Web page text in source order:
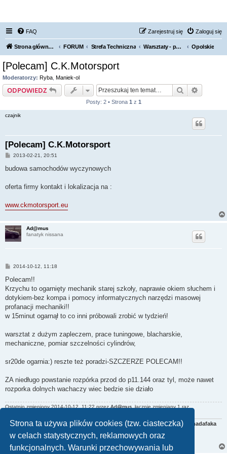
Strona ta używa plików cookies (tzw. ciasteczka)
w celach statystycznych, reklamowych oraz
funkcjonalnych. Warunki przechowywania lub
FAQ Zaloguj się
Zarejestruj się
Strona główna KLUBU FORUM Strefa Techniczna Warsztaty - polecamy, odradzamy Opolskie
[Polecam] C.K.Motorsport
Moderatorzy: Ryba Maniek-ol
ODPOWIEDZ Szukaj
Posty: 2 • Strona 1 z 1
czajnik
[Polecam] C.K.Motorsport
P
s
2013-02-21, 20:51
budowa samochodów wyczynowych
oferta firmy kontakt i lokalizacja na :
www.ckmotorsport.eu
Ad@mus
fanatyk nissana
P
s
2014-10-12, 11:18
Polecam!!
Krzychu to ogarnięty mechanik starej szkoły, naprawie okiem słuchem i
dotykiem-bez kompa i pomocy informatycznych narzędzi masowej
profanacji mechaniki!!
w 15minut ogarnął to co inni próbowali zrobić w tydzień!
warsztat z dużym zapleczem, prace tuningowe, blacharskie,
mechaniczne, pomiar szczelności cylindrów,
sr20de ogarnia:) reszte też poradzi-SZCZERZE POLECAM!!
ZA niedługo powstanie rozpórka przod do p11.144 oraz tyl, może nawet
rozporka dolnych wachaczy wiec bedzie sie działo
Ostatnio zmieniony 2014-10-12, 11:22 przez Ad@mus , łącznie zmieniany 1 raz.
Sprzedam głowicę do SR20DE lowport po remoncie power up tuning madafaka
450zł-info w giełdzie i na PW